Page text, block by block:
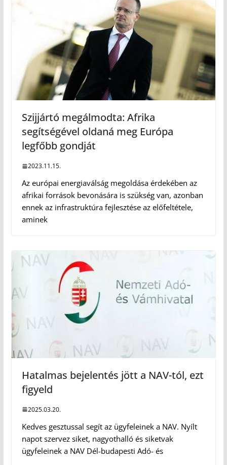
Szijjártó megálmodta: Afrika
segítségével oldaná meg Európa
legfőbb gondját
2023.11.15.
Az európai energiaválság megoldása érdekében az
afrikai források bevonására is szükség van, azonban
ennek az infrastruktúra fejlesztése az előfeltétele,
aminek
Hatalmas bejelentés jött a NAV-tól, ezt
figyeld
2025.03.20.
Kedves gesztussal segít az ügyfeleinek a NAV. Nyílt
napot szervez siket, nagyothalló és siketvak
ügyfeleinek a NAV Dél-budapesti Adó- és